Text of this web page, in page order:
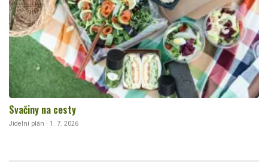
Svačiny na cesty
Jídelní plán · 1. 7. 2026